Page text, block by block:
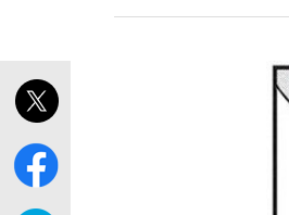
「敗因分析は
キングの誕生